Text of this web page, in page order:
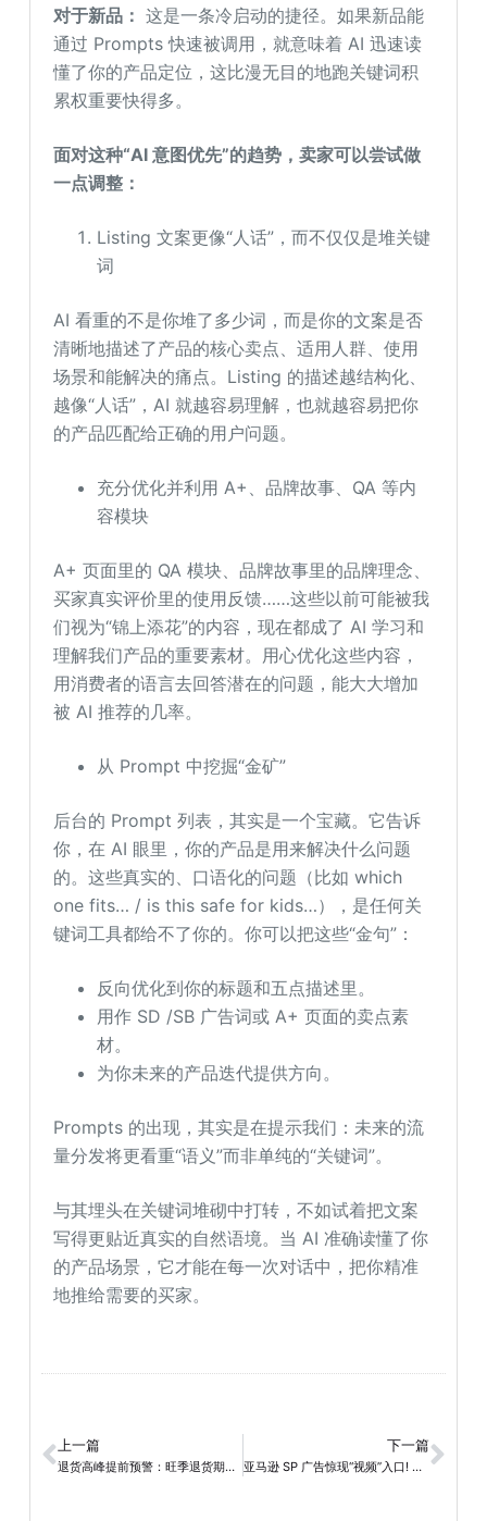
对于新品： 这是一条冷启动的捷径。如果新品能
通过 Prompts 快速被调用，就意味着 AI 迅速读
懂了你的产品定位，这比漫无目的地跑关键词积
累权重要快得多。
面对这种“AI 意图优先”的趋势，卖家可以尝试做
一点调整：
Listing 文案更像“人话”，而不仅仅是堆关键
词
AI 看重的不是你堆了多少词，而是你的文案是否
清晰地描述了产品的核心卖点、适用人群、使用
场景和能解决的痛点。Listing 的描述越结构化、
越像“人话”，AI 就越容易理解，也就越容易把你
的产品匹配给正确的用户问题。
充分优化并利用 A+、品牌故事、QA 等内
容模块
A+ 页面里的 QA 模块、品牌故事里的品牌理念、
买家真实评价里的使用反馈……这些以前可能被我
们视为“锦上添花”的内容，现在都成了 AI 学习和
理解我们产品的重要素材。用心优化这些内容，
用消费者的语言去回答潜在的问题，能大大增加
被 AI 推荐的几率。
从 Prompt 中挖掘“金矿”
后台的 Prompt 列表，其实是一个宝藏。它告诉
你，在 AI 眼里，你的产品是用来解决什么问题
的。这些真实的、口语化的问题（比如 which
one fits… / is this safe for kids…），是任何关
键词工具都给不了你的。你可以把这些“金句”：
反向优化到你的标题和五点描述里。
用作 SD /SB 广告词或 A+ 页面的卖点素
材。
为你未来的产品迭代提供方向。
Prompts 的出现，其实是在提示我们：未来的流
量分发将更看重“语义”而非单纯的“关键词”。
与其埋头在关键词堆砌中打转，不如试着把文案
写得更贴近真实的自然语境。当 AI 准确读懂了你
的产品场景，它才能在每一次对话中，把你精准
地推给需要的买家。
上一篇
退货高峰提前预警：旺季退货期限延长至明年1月…你准备好如何应对了吗？
下一篇
亚马逊 SP 广告惊现“视频”入口! 这波流量红利你跟不跟?